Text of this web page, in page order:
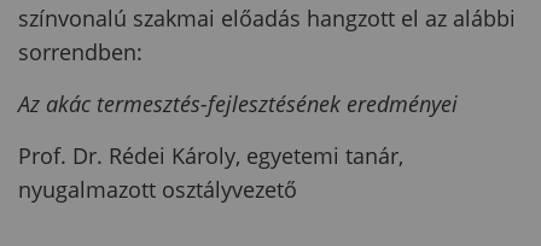
színvonalú szakmai előadás hangzott el az alábbi
sorrendben:
Az akác termesztés-fejlesztésének eredményei
Prof. Dr. Rédei Károly, egyetemi tanár,
nyugalmazott osztályvezető